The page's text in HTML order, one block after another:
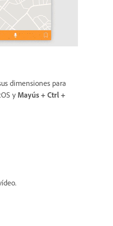
dimensiones para
y Mayús + Ctrl +